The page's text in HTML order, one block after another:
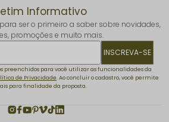
Informativo
ser o primeiro a saber sobre novidades,
promoções e muito mais.
INSCREVA-SE
preenchidos para você utilizar as funcionalidades da
de Privacidade. Ao concluir o cadastro, você permite
para finalidade da proposta.